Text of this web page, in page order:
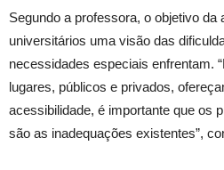
Segundo a professora, o objetivo da
universitários uma visão das
necessidades especiais enfrentam.
lugares, públicos e privados,
acessibilidade, é importante que os
são as inadequações existentes”,